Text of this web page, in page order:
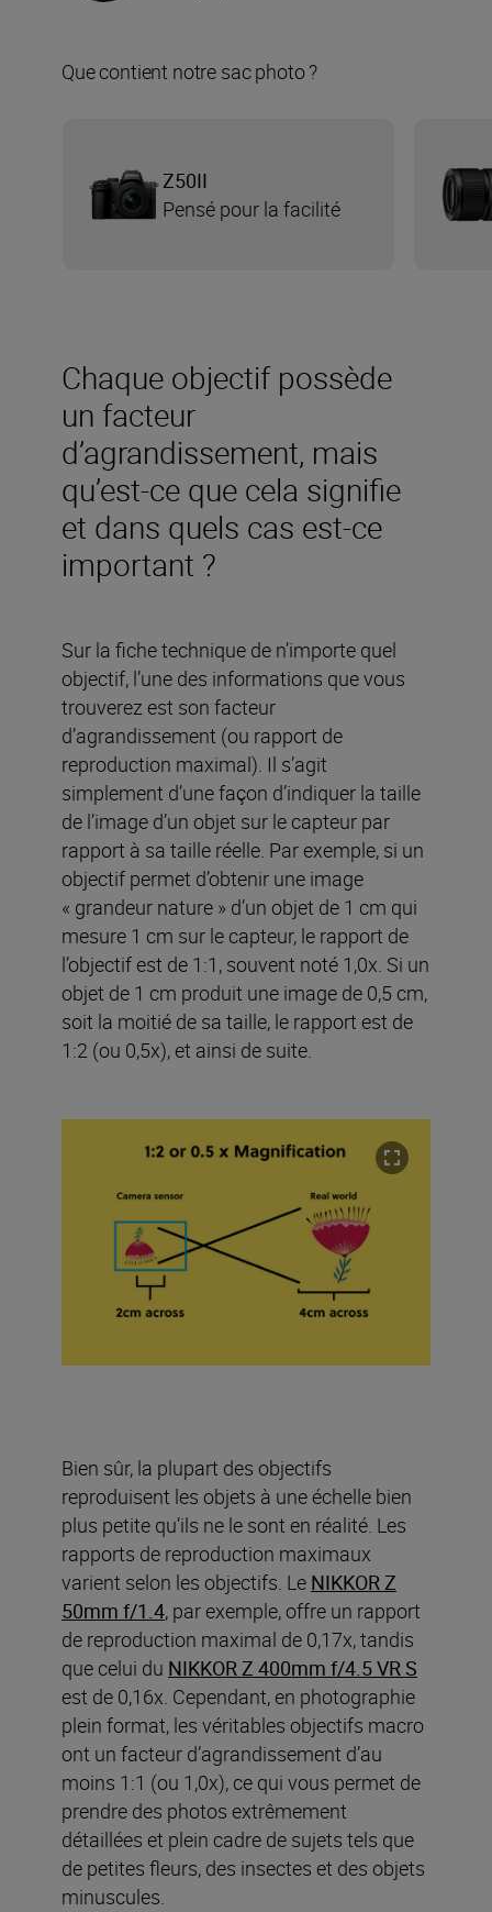
Chaque objectif possède
un facteur
d’agrandissement, mais
qu’est-ce que cela signifie
et dans quels cas est-ce
important ?
Sur la fiche technique de n’importe quel
objectif, l’une des informations que vous
trouverez est son facteur
d’agrandissement (ou rapport de
reproduction maximal). Il s’agit
simplement d’une façon d’indiquer la taille
de l’image d’un objet sur le capteur par
rapport à sa taille réelle. Par exemple, si un
objectif permet d’obtenir une image
« grandeur nature » d’un objet de 1 cm qui
mesure 1 cm sur le capteur, le rapport de
l’objectif est de 1:1, souvent noté 1,0x. Si un
objet de 1 cm produit une image de 0,5 cm,
soit la moitié de sa taille, le rapport est de
1:2 (ou 0,5x), et ainsi de suite.
Que contient notre sac photo ?
Z50II
Pensé pour la facilité
Bien sûr, la plupart des objectifs
reproduisent les objets à une échelle bien
plus petite qu’ils ne le sont en réalité. Les
rapports de reproduction maximaux
varient selon les objectifs. Le NIKKOR Z
50mm f/1.4, par exemple, offre un rapport
de reproduction maximal de 0,17x, tandis
que celui du NIKKOR Z 400mm f/4.5 VR S
est de 0,16x. Cependant, en photographie
plein format, les véritables objectifs macro
ont un facteur d’agrandissement d’au
moins 1:1 (ou 1,0x), ce qui vous permet de
prendre des photos extrêmement
détaillées et plein cadre de sujets tels que
de petites fleurs, des insectes et des objets
minuscules.